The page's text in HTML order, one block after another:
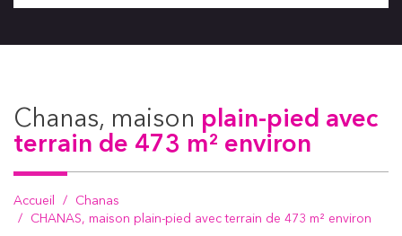
chanas, maison plain-pied avec
terrain de 473 m² environ
Accueil
Chanas
CHANAS, maison plain-pied avec terrain de 473 m² environ